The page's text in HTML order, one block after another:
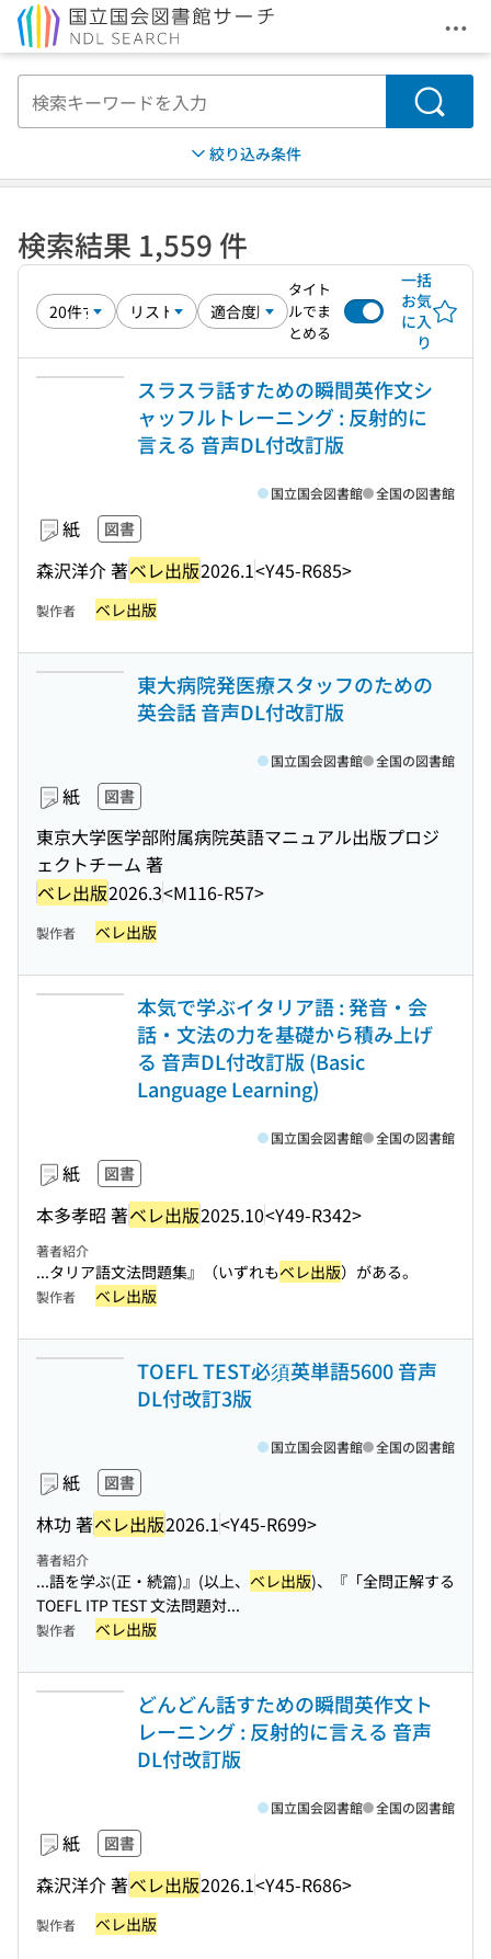
メ
検索
絞り込み条件
検索結果 1,559 件
タイト
ルでま
とめる
一括
お気
に入
り
スラスラ話すための瞬間英作文シ
ャッフルトレーニング : 反射的に
言える 音声DL付改訂版
紙 図書
森沢洋介 著ベレ出版2026.1<Y45-R685>
国立国会図書館 全国の図書館
製作者 ベレ出版
東大病院発医療スタッフのための
英会話 音声DL付改訂版
紙 図書
東京大学医学部附属病院英語マニュアル出版プロジ
ェクトチーム 著
ベレ出版2026.3<M116-R57>
国立国会図書館 全国の図書館
製作者 ベレ出版
本気で学ぶイタリア語 : 発音・会
話・文法の力を基礎から積み上げ
る 音声DL付改訂版 (Basic
Language Learning)
紙 図書
本多孝昭 著ベレ出版2025.10<Y49-R342>
国立国会図書館 全国の図書館
著者紹介
...タリア語文法問題集』（いずれもベレ出版）がある。
製作者 ベレ出版
TOEFL TEST必須英単語5600 音声
DL付改訂3版
紙 図書
林功 著ベレ出版2026.1<Y45-R699>
国立国会図書館 全国の図書館
著者紹介
...語を学ぶ(正・続篇)』(以上、 ベレ出版)、『「全問正解する
TOEFL ITP TEST 文法問題対...
製作者 ベレ出版
どんどん話すための瞬間英作文ト
レーニング : 反射的に言える 音声
DL付改訂版
紙 図書
森沢洋介 著ベレ出版2026.1<Y45-R686>
国立国会図書館 全国の図書館
製作者 ベレ出版